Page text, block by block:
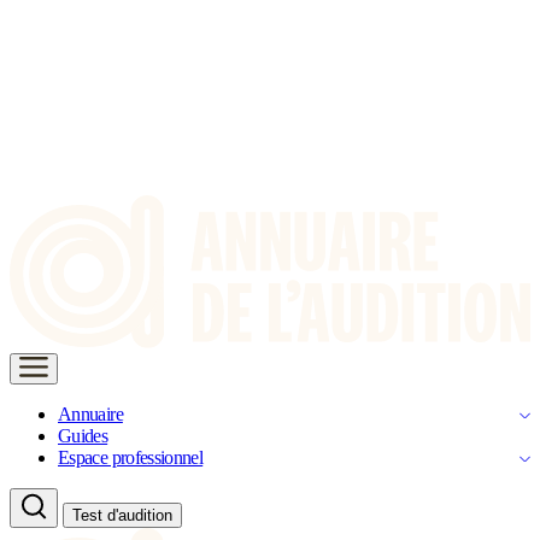
Annuaire
Guides
Espace professionnel
Test d'audition